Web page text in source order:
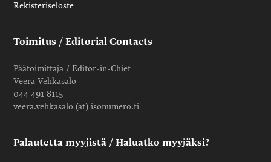
Rekisteriseloste
Toimitus / Editorial Contacts
Päätoimittaja / Editor-in-Chief
Veera Vehkasalo
044 491 8115
veera.vehkasalo (at) isonumero.fi
Palautetta myyjistä / Haluatko myyjäksi?